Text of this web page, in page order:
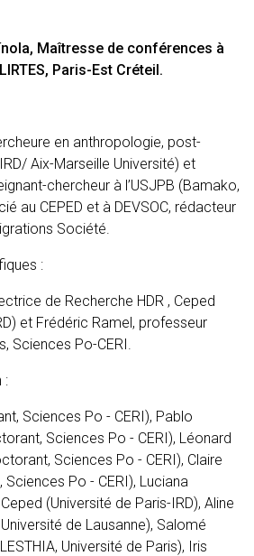
Maîtresse de conférences à
Paris-Est Créteil.
en anthropologie, post-
Aix-Marseille Université) et
chercheur à l’USJPB (Bamako,
au CEPED et à DEVSOC, rédacteur
Société.
:
de Recherche HDR , Ceped
et Frédéric Ramel, professeur
Sciences Po-CERI.
:
Sciences Po - CERI), Pablo
Sciences Po - CERI), Léonard
Sciences Po - CERI), Claire
Po - CERI), Luciana
(Université de Paris-IRD), Aline
de Lausanne), Salomé
Université de Paris), Iris